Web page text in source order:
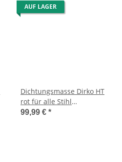
AUF LAGER
Dichtungsmasse Dirko HT
rot für alle Stihl
Motorsensen/Blasgeräte/
99,99 € *